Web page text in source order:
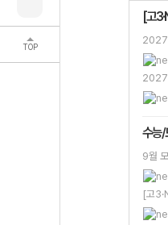
TOP
[고
2027
2027
수능/
9월
[고